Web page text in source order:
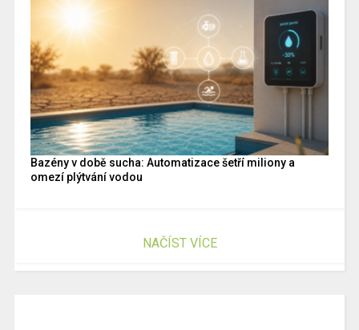
Bazény v době sucha: Automatizace šetří miliony a
omezí plýtvání vodou
NAČÍST VÍCE